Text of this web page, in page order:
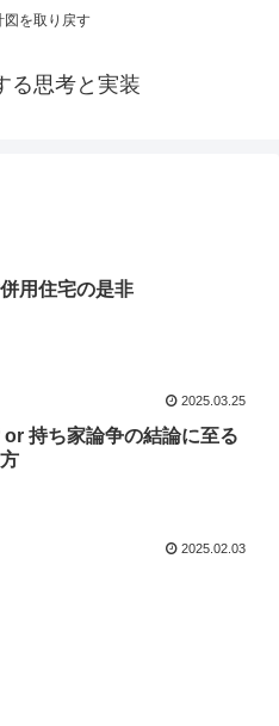
図を取り戻す
る思考と実装
用住宅の是非
2025.03.25
or 持ち家論争の結論に至る
2025.02.03